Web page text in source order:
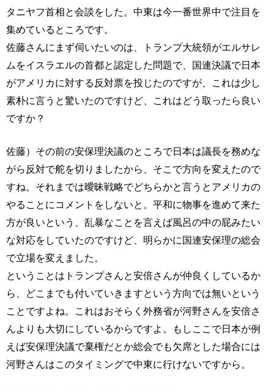
タニヤフ首相と会談をした。中東は今一番世界中で注目を
集めているところです。
佐藤さんにまず伺いたいのは、トランプ大統領がエルサレ
ムをイスラエルの首都と認定した問題で、国連決議で日本
がアメリカに対する反対票を投じたのですが、これは少し
素朴に言うと驚いたのですけど、これはどう取ったら良い
ですか？
佐藤）その前の安保理決議のところで日本は議長を務めな
がら反対で舵を切りましたから、そこで方向を変えたので
すね。それまでは曖昧戦略でどちらかと言うとアメリカの
やることにコメントをしないと。平和に物事を進めて来た
方が良いという、乱暴なことを言えば風呂の中の屁みたい
な対応をしていたのですけど、明らかに国連安保理の総会
で立場を変えました。
ということはトランプさんと安倍さんが仲良くしているか
ら、どこまでも付いていきますという方向では無いという
ことですよね。これはおそらく外務省が河野さんを安倍さ
んよりも大切にしているからですよ。もしここで日本が例
えば安保理決議で棄権だとか総会でも欠席とした場合には
河野さんはこのタイミングで中東に行けないですから。